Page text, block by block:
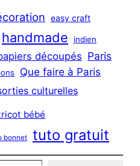
easy craft
handmade indien
découpés Paris
Que faire à Paris
culturelles
bébé
bonnet tuto gratuit